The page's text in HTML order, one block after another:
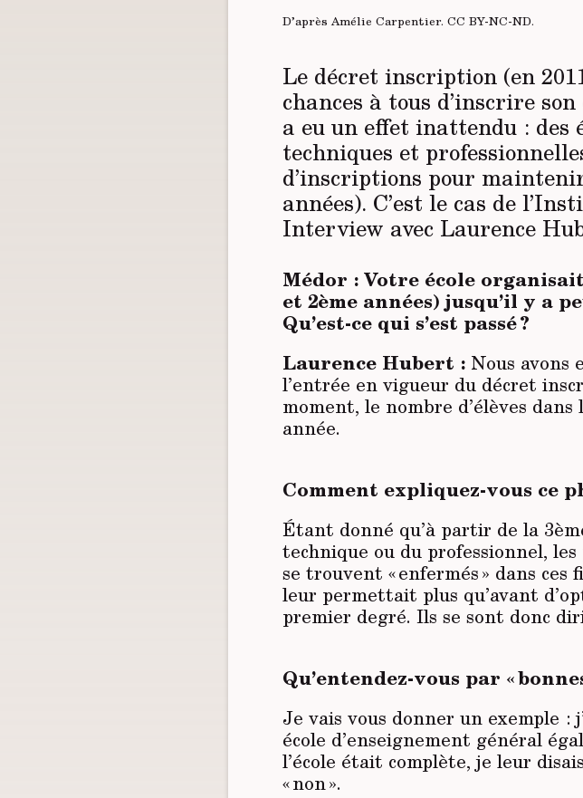
D’après Amélie Carpentier. CC BY-NC-ND.
Le décret inscription (en
chances à tous d’inscrire
a eu un effet inattendu : des
techniques et
d’inscriptions pour
années). C’est le cas de
Interview avec Laurence
Médor : Votre école
et 2ème années) jusqu’il y a
Qu’est-ce qui s’est passé ?
Laurence Hubert : Nous avons
l’entrée en vigueur du décret
moment, le nombre d’élèves
année.
Comment expliquez-vous ce
Étant donné qu’à partir de la
technique ou du professionnel,
se trouvent « enfermés » dans
leur permettait plus qu’avant
premier degré. Ils se sont donc
Qu’entendez-vous par «
Je vais vous donner un exemple
école d’enseignement général
l’école était complète, je leur
« non ».